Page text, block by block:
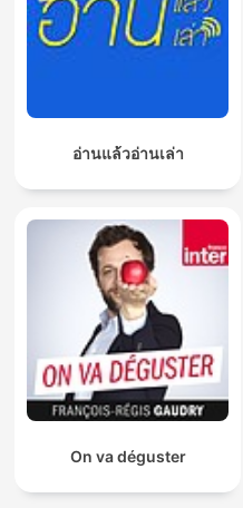
อ่านแล้วอ่านเล่า
On va déguster